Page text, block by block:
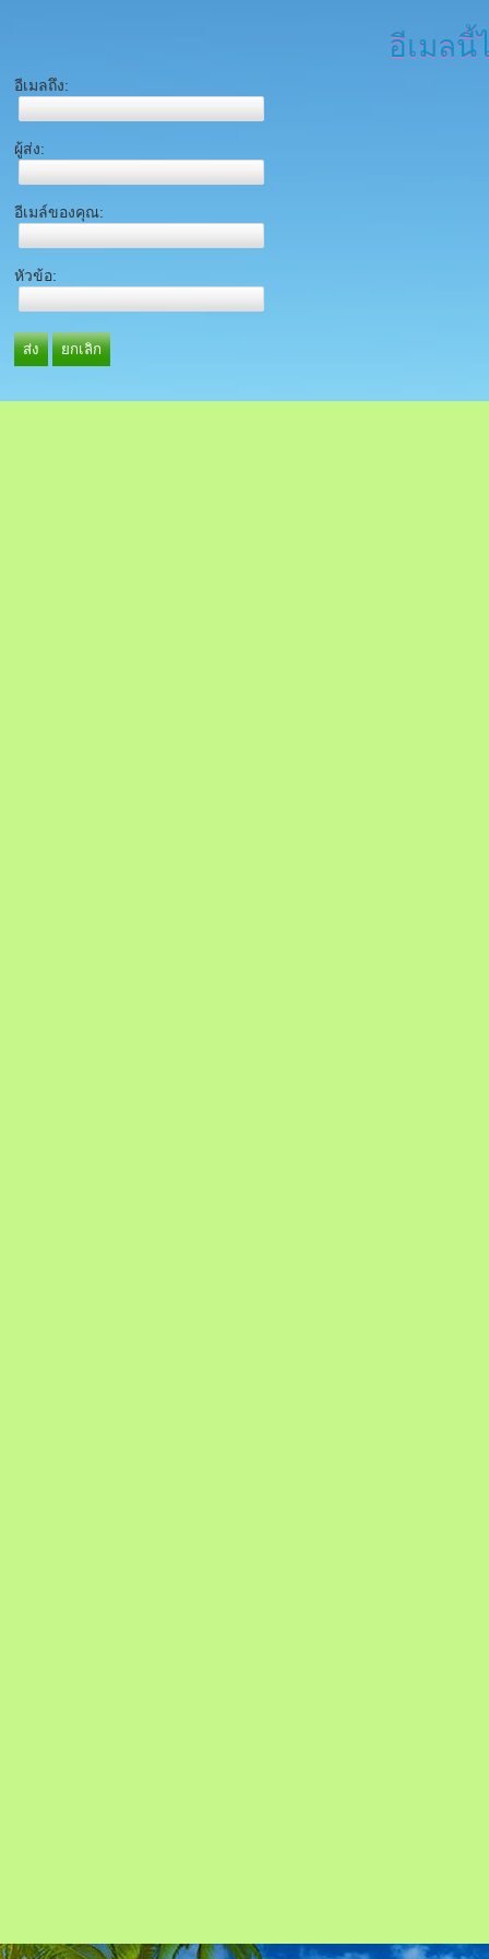
อีเมลนี้
อีเมลถึง:
ผู้ส่ง:
อีเมล์ของคุณ:
หัวข้อ:
ส่ง ยกเลิก